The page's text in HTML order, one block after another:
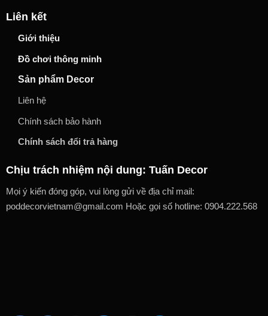
Liên kết
Giới thiệu
Đồ chơi thông minh
Sản phẩm Decor
Liên hệ
Chính sách bảo hành
Chính sách đổi trả hàng
Chịu trách nhiệm nội dung: Tuấn Decor
Mọi ý kiến đóng góp, vui lòng gửi về địa chỉ mail:
poddecorvietnam@gmail.com Hoặc gọi số hotline: 0904.222.568